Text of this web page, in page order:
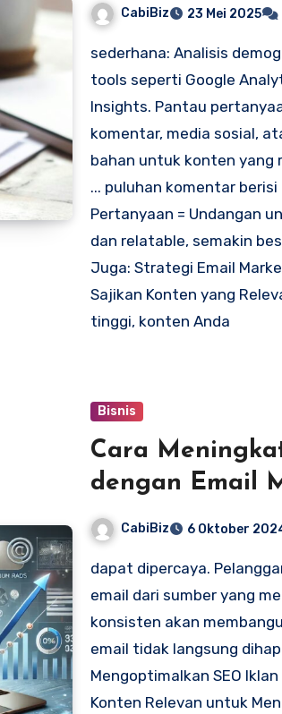
CabiBiz 23 Mei 2025
sederhana: Analisis
tools seperti Google
Insights. Pantau
komentar, media sosial,
bahan untuk konten yang
... puluhan komentar
Pertanyaan = Undangan
dan relatable, semakin
Juga: Strategi Email
Sajikan Konten yang
tinggi, konten Anda
Bisnis
Cara
dengan Email
CabiBiz 6 Oktober
dapat dipercaya.
email dari sumber yang
konsisten akan
email tidak langsung
Mengoptimalkan SEO
Konten Relevan untuk